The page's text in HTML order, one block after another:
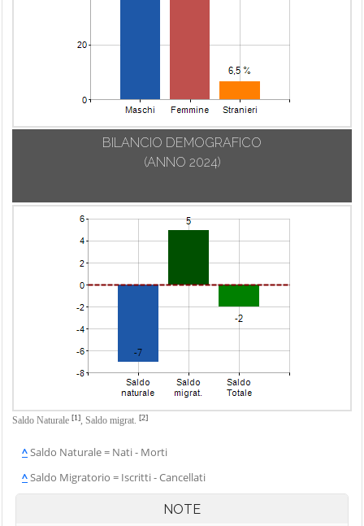
BILANCIO DEMOGRAFICO
(ANNO 2024)
Saldo Naturale [1], Saldo migrat. [2]
^Saldo Naturale = Nati - Morti
^Saldo Migratorio = Iscritti - Cancellati
NOTE